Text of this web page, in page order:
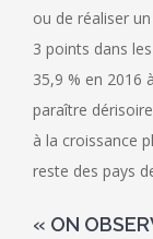
ou de réaliser
3 points dans
35,9 % en 2016
paraître
à la croissance
reste des pays
« ON